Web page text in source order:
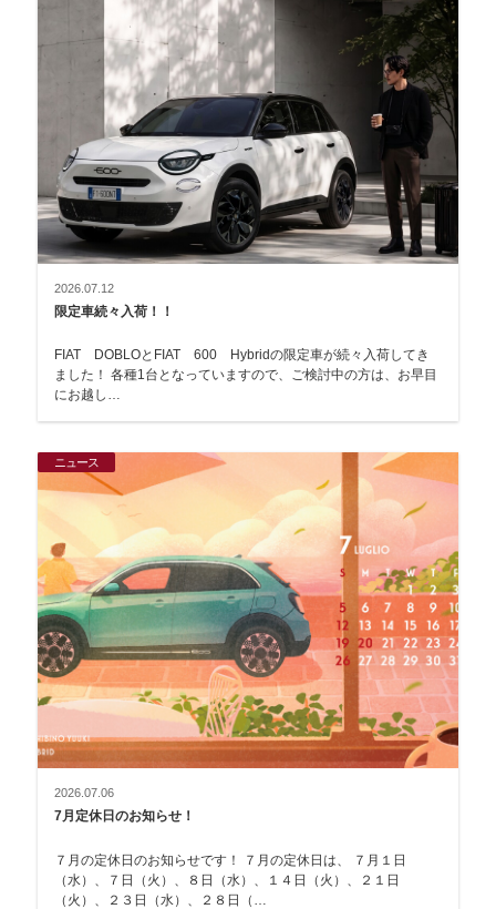
2026.07.12
限定車続々入荷！！
FIAT DOBLOとFIAT 600 Hybridの限定車が続々入荷してき
ました！ 各種1台となっていますので、ご検討中の方は、お早目
にお越し…
ニュース
2026.07.06
7月定休日のお知らせ！
７月の定休日のお知らせです！ ７月の定休日は、 ７月１日
（水）、７日（火）、８日（水）、１４日（火）、２１日
（火）、２３日（水）、２８日（…